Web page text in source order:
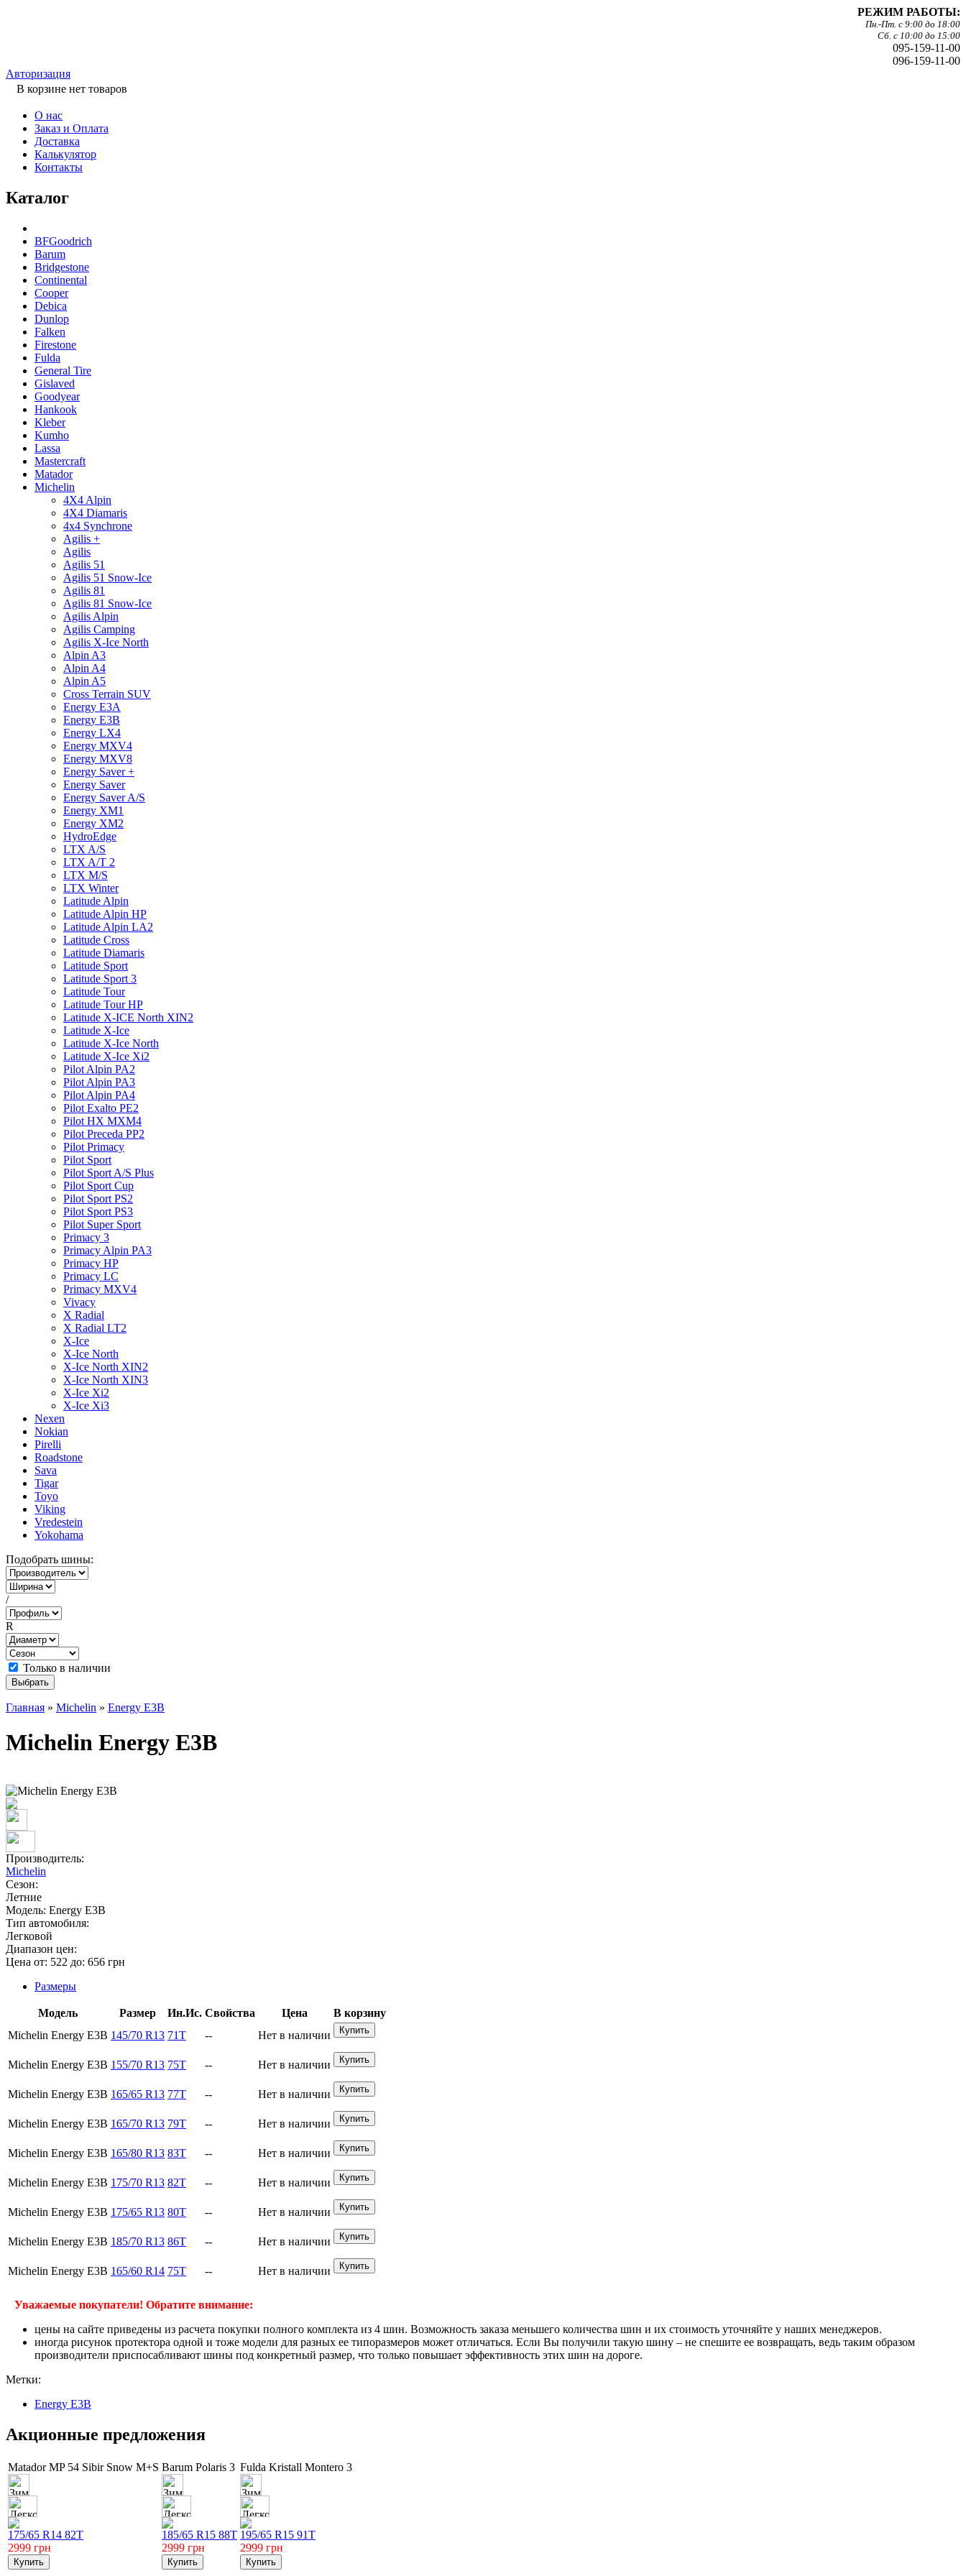
РЕЖИМ РАБОТЫ:
Пн.-Пт. с 9:00 до 18:00
Сб. с 10:00 до 15:00
095-159-11-00
096-159-11-00
Авторизация
В корзине нет товаров
О нас
Заказ и Оплата
Доставка
Калькулятор
Контакты
Каталог
BFGoodrich
Barum
Bridgestone
Continental
Cooper
Debica
Dunlop
Falken
Firestone
Fulda
General Tire
Gislaved
Goodyear
Hankook
Kleber
Kumho
Lassa
Mastercraft
Matador
Michelin
4X4 Alpin
4X4 Diamaris
4x4 Synchrone
Agilis +
Agilis
Agilis 51
Agilis 51 Snow-Ice
Agilis 81
Agilis 81 Snow-Ice
Agilis Alpin
Agilis Camping
Agilis X-Ice North
Alpin A3
Alpin A4
Alpin A5
Cross Terrain SUV
Energy E3A
Energy E3B
Energy LX4
Energy MXV4
Energy MXV8
Energy Saver +
Energy Saver
Energy Saver A/S
Energy XM1
Energy XM2
HydroEdge
LTX A/S
LTX A/T 2
LTX M/S
LTX Winter
Latitude Alpin
Latitude Alpin HP
Latitude Alpin LA2
Latitude Cross
Latitude Diamaris
Latitude Sport
Latitude Sport 3
Latitude Tour
Latitude Tour HP
Latitude X-ICE North XIN2
Latitude X-Ice
Latitude X-Ice North
Latitude X-Ice Xi2
Pilot Alpin PA2
Pilot Alpin PA3
Pilot Alpin PA4
Pilot Exalto PE2
Pilot HX MXM4
Pilot Preceda PP2
Pilot Primacy
Pilot Sport
Pilot Sport A/S Plus
Pilot Sport Cup
Pilot Sport PS2
Pilot Sport PS3
Pilot Super Sport
Primacy 3
Primacy Alpin PA3
Primacy HP
Primacy LC
Primacy MXV4
Vivacy
X Radial
X Radial LT2
X-Ice
X-Ice North
X-Ice North XIN2
X-Ice North XIN3
X-Ice Xi2
X-Ice Xi3
Nexen
Nokian
Pirelli
Roadstone
Sava
Tigar
Toyo
Viking
Vredestein
Yokohama
Подобрать шины:
/
R
Только в наличии
Главная » Michelin » Energy E3B
Michelin Energy E3B
Производитель:
Michelin
Сезон:
Летние
Модель: Energy E3B
Тип автомобиля:
Легковой
Диапазон цен:
Цена от: 522 до: 656 грн
Размеры
Модель Размер Ин.Ис. Свойства Цена
В корзину
Michelin Energy E3B 145/70 R13 71T -- Нет в наличии
Michelin Energy E3B 155/70 R13 75T -- Нет в наличии
Michelin Energy E3B 165/65 R13 77T -- Нет в наличии
Michelin Energy E3B 165/70 R13 79T -- Нет в наличии
Michelin Energy E3B 165/80 R13 83T -- Нет в наличии
Michelin Energy E3B 175/70 R13 82T -- Нет в наличии
Michelin Energy E3B 175/65 R13 80T -- Нет в наличии
Michelin Energy E3B 185/70 R13 86T -- Нет в наличии
Michelin Energy E3B 165/60 R14 75T -- Нет в наличии
Уважаемые покупатели! Обратите внимание:
цены на сайте приведены из расчета покупки полного комплекта из 4 шин. Возможность заказа меньшего количества шин и их стоимость уточняйте у наших менеджеров.
иногда рисунок протектора одной и тоже модели для разных ее типоразмеров может отличаться. Если Вы получили такую шину – не спешите ее возвращать, ведь таким образом
производители приспосабливают шины под конкретный размер, что только повышает эффективность этих шин на дороге.
Метки:
Energy E3B
Акционные предложения
Matador MP 54 Sibir Snow M+S
175/65 R14 82T
2999 грн
Barum Polaris 3
185/65 R15 88T
2999 грн
Fulda Kristall Montero 3
195/65 R15 91T
2999 грн